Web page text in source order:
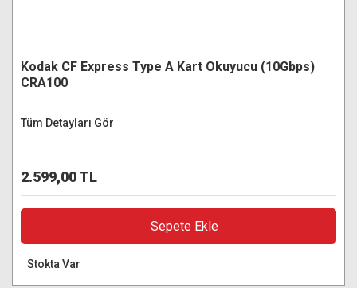
Kodak CF Express Type A Kart Okuyucu (10Gbps)
CRA100
Tüm Detayları Gör
2.599,00 TL
Sepete Ekle
Stokta Var